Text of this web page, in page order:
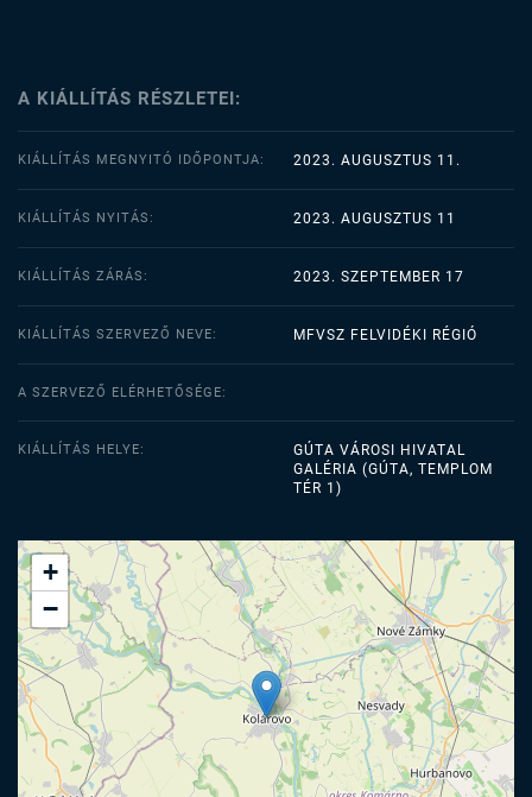
A KIÁLLÍTÁS RÉSZLETEI:
KIÁLLÍTÁS MEGNYITÓ IDŐPONTJA: 2023. AUGUSZTUS 11.
KIÁLLÍTÁS NYITÁS: 2023. AUGUSZTUS 11
KIÁLLÍTÁS ZÁRÁS: 2023. SZEPTEMBER 17
KIÁLLÍTÁS SZERVEZŐ NEVE: MFVSZ FELVIDÉKI RÉGIÓ
A SZERVEZŐ ELÉRHETŐSÉGE:
KIÁLLÍTÁS HELYE:
GÚTA VÁROSI HIVATAL
GALÉRIA (GÚTA, TEMPLOM
TÉR 1)
+
−